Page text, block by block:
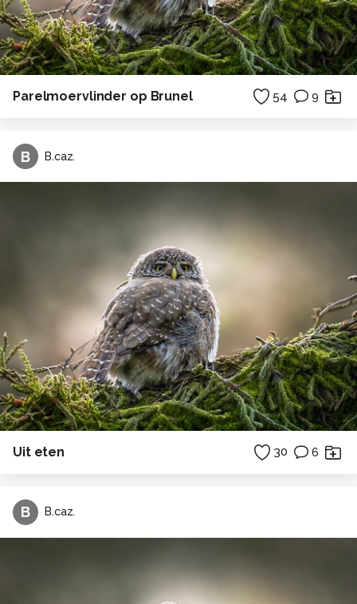
Parelmoervlinder op Brunel 54 9
B B.caz.
Uit eten 30 6
B B.caz.